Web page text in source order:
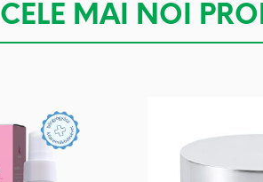
CELE MAI NOI